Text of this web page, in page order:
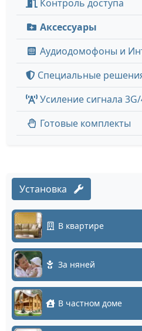
Контроль доступа
Аксессуары
Аудиодомофоны и
Специальные
Усиление сигнала
Готовые комплекты
Установка
В квартире
За няней
В частном доме